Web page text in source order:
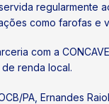
regularmente
como farofas e
com a
renda local.
PA, Ernandes